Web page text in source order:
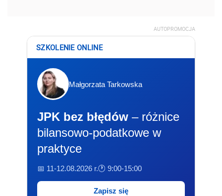
AUTOPROMOCJA
SZKOLENIE ONLINE
Małgorzata Tarkowska
JPK bez błędów – różnice
bilansowo-podatkowe w
praktyce
📅 11-12.08.2026 r.🕐 9:00-15:00
Zapisz się